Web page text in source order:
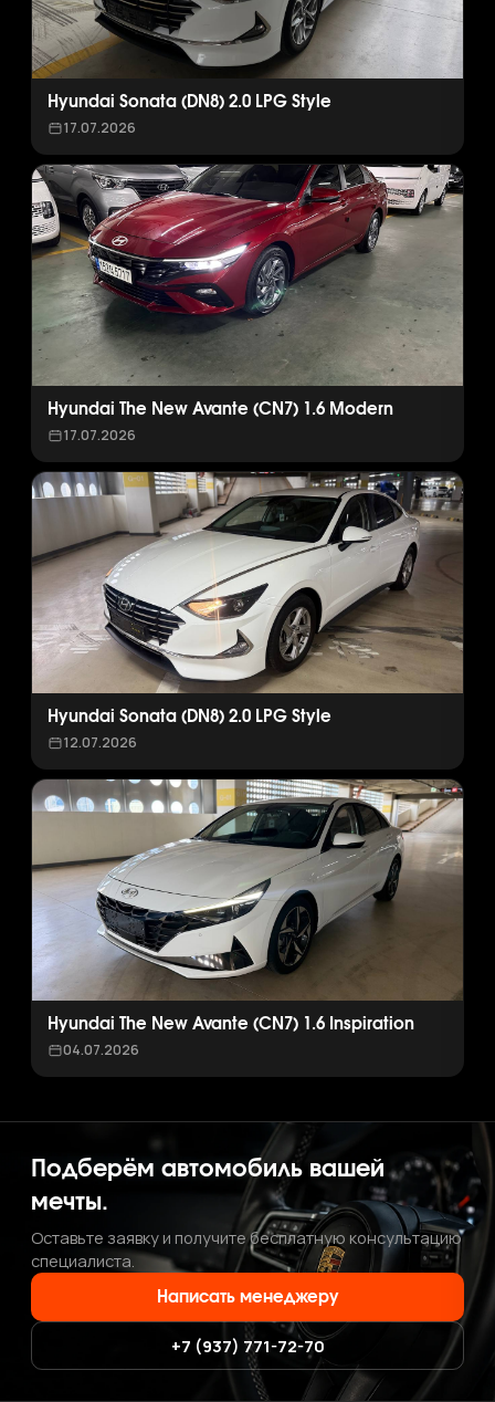
Hyundai Sonata (DN8) 2.0 LPG Style
17.07.2026
Hyundai The New Avante (CN7) 1.6 Modern
17.07.2026
Hyundai Sonata (DN8) 2.0 LPG Style
12.07.2026
Hyundai The New Avante (CN7) 1.6 Inspiration
04.07.2026
Подберём автомобиль вашей
мечты.
Оставьте заявку и получите бесплатную консультацию
специалиста.
Написать менеджеру
+7 (937) 771-72-70